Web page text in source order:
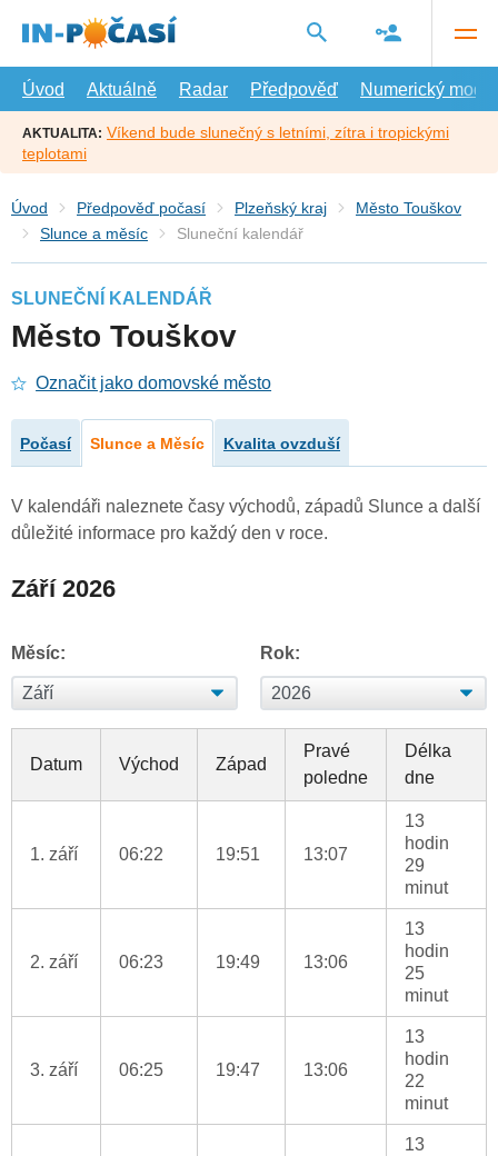
hlavní
Úvod
Aktuálně Radar Předpověď Numerický model
AKTUALITA: Víkend bude slunečný s letními, zítra i tropickými
teplotami
Úvod Předpověď počasí Plzeňský kraj
Město Touškov
Slunce a měsíc
Sluneční kalendář
SLUNEČNÍ KALENDÁŘ
Město Touškov
Označit jako domovské město
Počasí Slunce a Měsíc Kvalita ovzduší
V kalendáři naleznete časy východů, západů Slunce a další
důležité informace pro každý den v roce.
Září 2026
Měsíc: Rok:
Datum Východ Západ
Pravé
poledne
Délka
dne
1. září 06:22 19:51 13:07
13
hodin
29
minut
2. září 06:23 19:49 13:06
13
hodin
25
minut
3. září 06:25 19:47 13:06
13
hodin
22
minut
13